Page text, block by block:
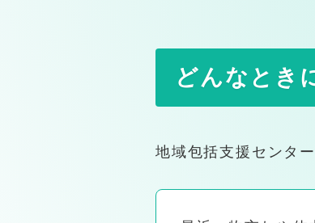
制度は同じ。運用は別物。 ケアマネが知
ケアマネジャー実務編
どんなとき
地域包括支援センタ